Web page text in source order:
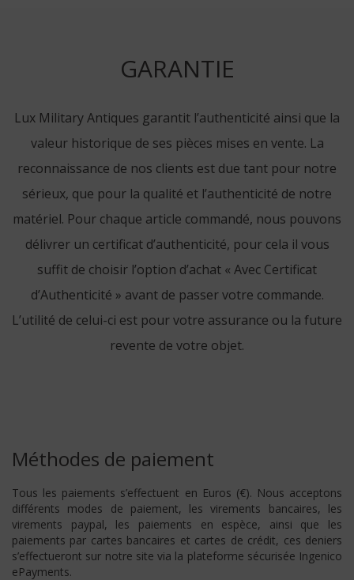
GARANTIE
Lux Military Antiques garantit l’authenticité ainsi que la
valeur historique de ses pièces mises en vente. La
reconnaissance de nos clients est due tant pour notre
sérieux, que pour la qualité et l’authenticité de notre
matériel. Pour chaque article commandé, nous pouvons
délivrer un certificat d’authenticité, pour cela il vous
suffit de choisir l’option d’achat « Avec Certificat
d’Authenticité » avant de passer votre commande.
L’utilité de celui-ci est pour votre assurance ou la future
revente de votre objet.
Méthodes de paiement
Tous les paiements s’effectuent en Euros (€). Nous acceptons
différents modes de paiement, les virements bancaires, les
virements paypal, les paiements en espèce, ainsi que les
paiements par cartes bancaires et cartes de crédit, ces deniers
s’effectueront sur notre site via la plateforme sécurisée Ingenico
ePayments.